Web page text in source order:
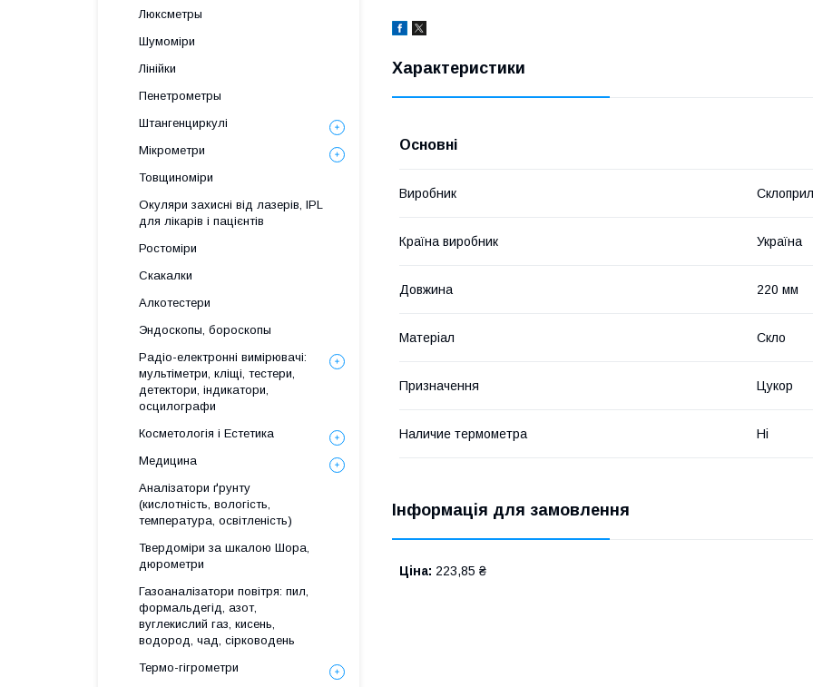
Характеристики
Основні
Виробник
Країна виробник Україна
Довжина 220 мм
Матеріал Скло
Призначення Цукор
Наличие термометра Ні
Інформація для замовлення
Ціна: 223,85 ₴
Люксметры
Шумоміри
Лінійки
Пенетрометры
Штангенциркулі
Мікрометри
Товщиноміри
Окуляри захисні від лазерів, IPL
для лікарів і пацієнтів
Ростоміри
Скакалки
Алкотестери
Эндоскопы, бороскопы
Радіо-електронні вимірювачі:
мультіметри, кліщі, тестери,
детектори, індикатори,
осцилографи
Косметологія і Естетика
Медицина
Аналізатори ґрунту
(кислотність, вологість,
температура, освітленість)
Твердоміри за шкалою Шора,
дюрометри
Газоаналізатори повітря: пил,
формальдегід, азот,
вуглекислий газ, кисень,
водород, чад, сірководень
Термо-гігрометри